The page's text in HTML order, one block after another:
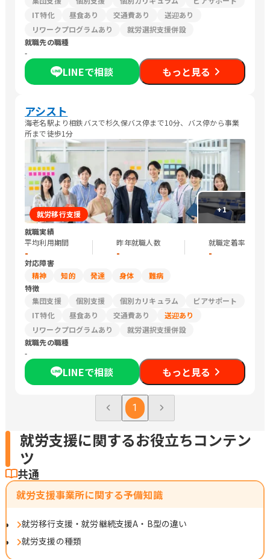
IT特化
昼食あり 交通費あり
送迎あり
リワークプログラムあり
就労選択支援併設
就職先の職種
-
LINEで相談 もっと見る
アシスト
海老名駅より相鉄バスで杉久保バス停まで10分、バス停から事業
所まで徒歩1分
+1
就労移行支援
就職実績
平均利用期間
-
昨年就職人数
-
就職定着率
-
対応障害
精神
知的 発達 身体
難病
特徴
集団支援
個別支援 個別カリキュラム
ピアサポート
IT特化
昼食あり 交通費あり
送迎あり
リワークプログラムあり
就労選択支援併設
就職先の職種
-
LINEで相談 もっと見る
1
就労支援に関するお役立ちコンテン
ツ
共通
就労支援事業所に関する予備知識
就労移行支援・就労継続支援A・B型の違い
就労支援の種類